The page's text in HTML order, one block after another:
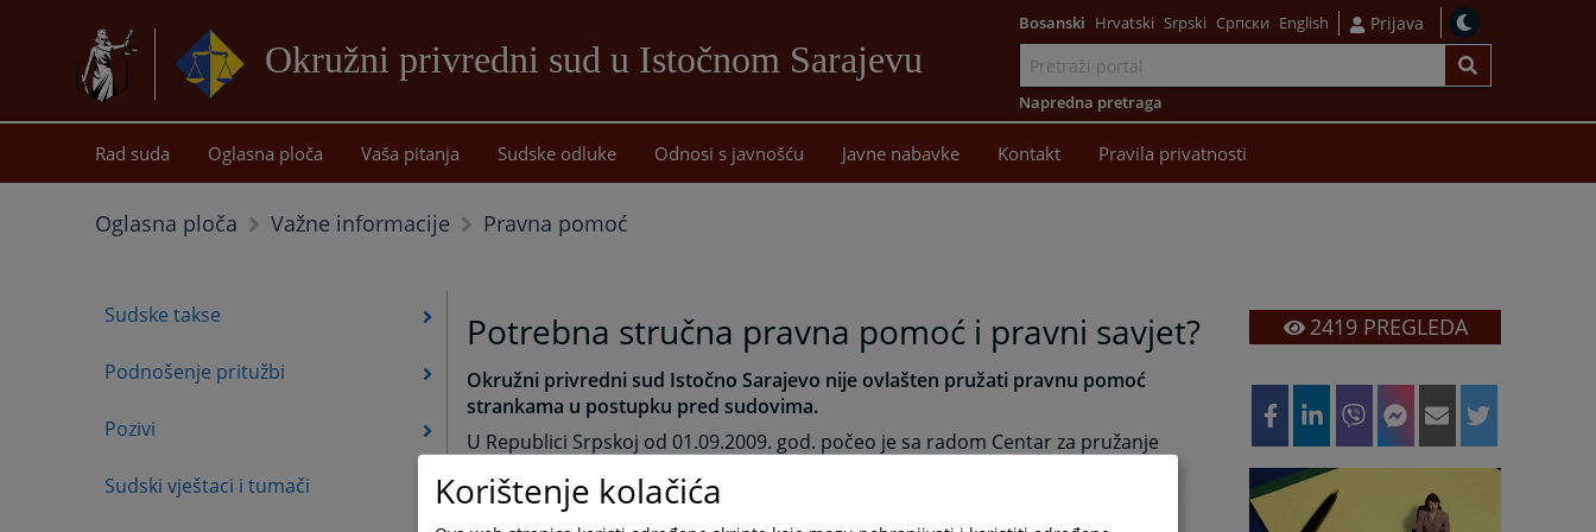
Okružni privredni sud u Istočnom Sarajevu
sadržaj
Bosanski Hrvatski Srpski Српски English Prijava
Napredna pretraga
Rad suda Oglasna ploča Vaša pitanja Sudske odluke Odnosi s javnošću Javne nabavke Kontakt Pravila privatnosti
Oglasna ploča Važne informacije Pravna pomoć
Sudske takse
Podnošenje pritužbi
Pozivi
Sudski vještaci i tumači
Potrebna stručna pravna pomoć i pravni savjet?
Okružni privredni sud Istočno Sarajevo nije ovlašten pružati pravnu pomoć
strankama u postupku pred sudovima.
U Republici Srpskoj od 01.09.2009. god. počeo je sa radom Centar za pružanje
godine preseljava na novu lokaciju koja se nalazi u
Istočno Sarajevo
2419PREGLEDA
Korištenje kolačića